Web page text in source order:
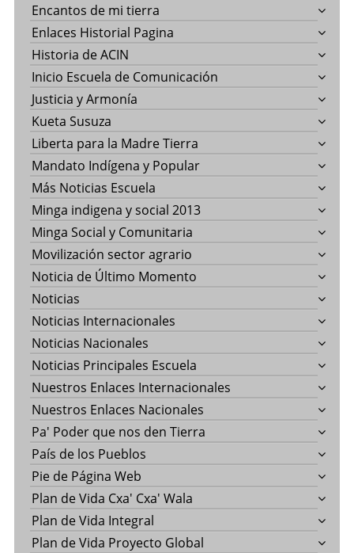
Encantos de mi tierra
Enlaces Historial Pagina
Historia de ACIN
Inicio Escuela de Comunicación
Justicia y Armonía
Kueta Susuza
Liberta para la Madre Tierra
Mandato Indígena y Popular
Más Noticias Escuela
Minga indigena y social 2013
Minga Social y Comunitaria
Movilización sector agrario
Noticia de Último Momento
Noticias
Noticias Internacionales
Noticias Nacionales
Noticias Principales Escuela
Nuestros Enlaces Internacionales
Nuestros Enlaces Nacionales
Pa' Poder que nos den Tierra
País de los Pueblos
Pie de Página Web
Plan de Vida Cxa' Cxa' Wala
Plan de Vida Integral
Plan de Vida Proyecto Global